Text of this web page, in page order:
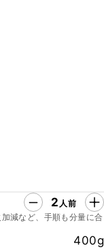
2 人前
減など、手順も分量に合
400g